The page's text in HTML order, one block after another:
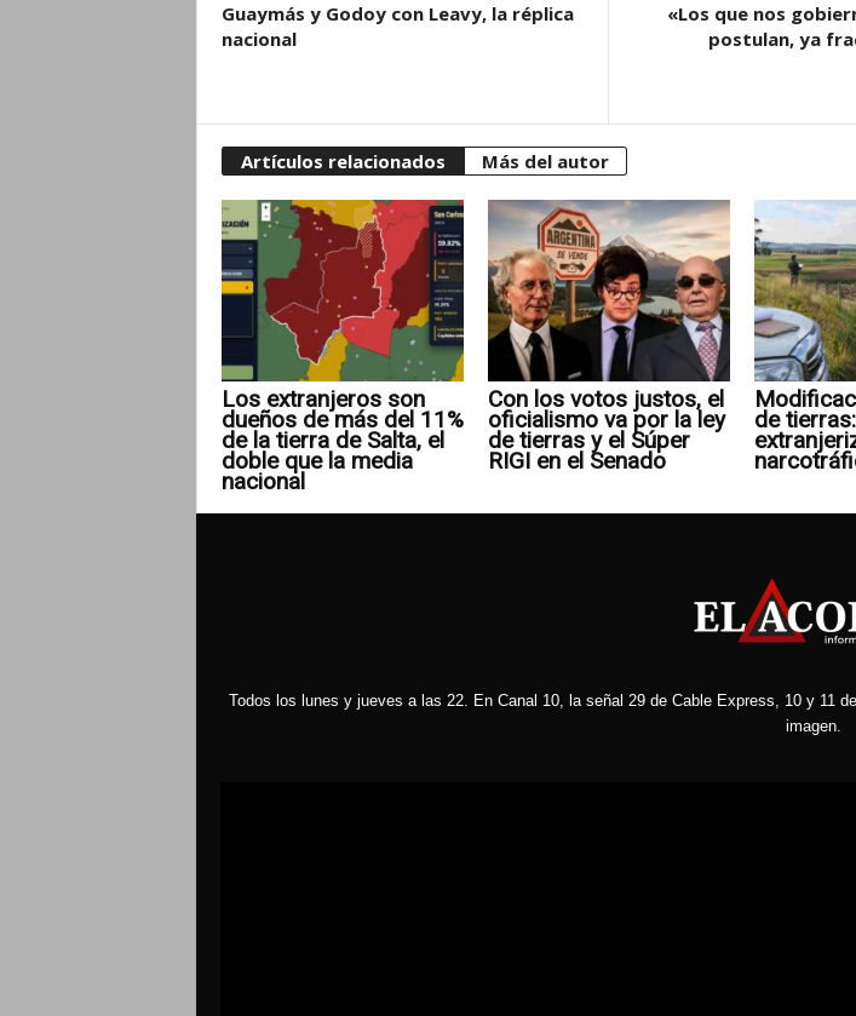
Guaymás y Godoy con Leavy, la réplica
nacional
«Los que nos
postulan, ya
Artículos relacionados Más del autor
Los extranjeros son
dueños de más del 11%
de la tierra de Salta, el
doble que la media
nacional
Con los votos justos, el
oficialismo va por la ley
de tierras y el Súper
RIGI en el Senado
de
Todos los lunes y jueves a las 22. En Canal 10, la señal 29 de Cable Express, 10 y 11
imagen.